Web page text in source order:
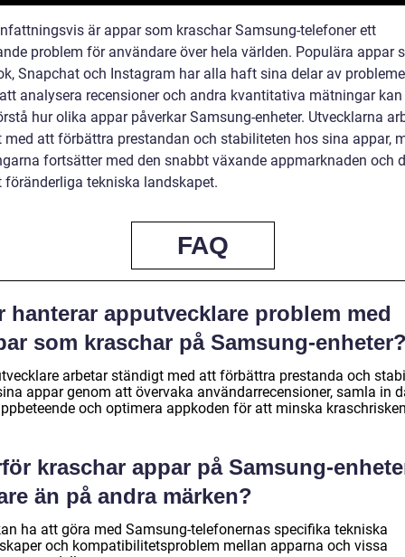
är appar som kraschar Samsung-telefoner ett
problem för användare över hela världen. Populära appar
Snapchat och Instagram har alla haft sina delar av
analysera recensioner och andra kvantitativa mätningar
hur olika appar påverkar Samsung-enheter. Utvecklarna
med att förbättra prestandan och stabiliteten hos sina appar,
fortsätter med den snabbt växande appmarknaden och
föränderliga tekniska landskapet.
FAQ
hanterar apputvecklare problem med
som kraschar på Samsung-
arbetar ständigt med att förbättra prestanda och
appar genom att övervaka användarrecensioner, samla in
och optimera appkoden för att minska
kraschar appar på Samsung-
än på andra märken?
ha att göra med Samsung-telefonernas specifika tekniska
och kompatibilitetsproblem mellan apparna och vissa